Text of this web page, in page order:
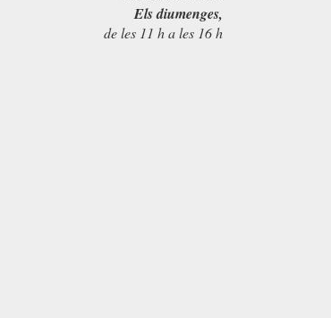
Els diumenges,
de les 11 h a les 16 h